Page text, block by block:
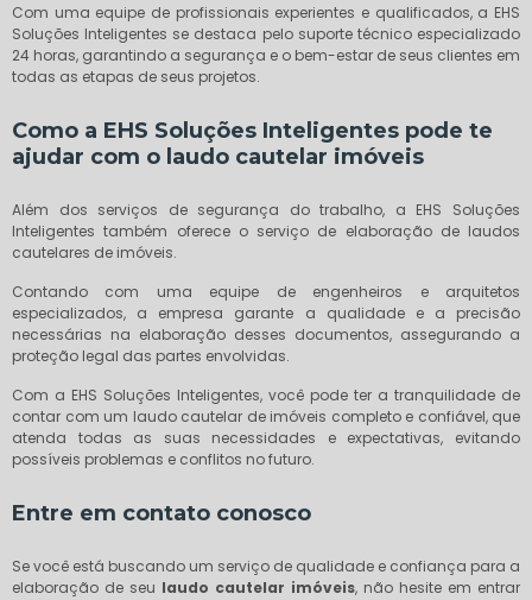
Com uma equipe de profissionais experientes e qualificados, a EHS
Soluções Inteligentes se destaca pelo suporte técnico especializado
24 horas, garantindo a segurança e o bem-estar de seus clientes em
todas as etapas de seus projetos.
Como a EHS Soluções Inteligentes pode te
ajudar com o laudo cautelar imóveis
Além dos serviços de segurança do trabalho, a EHS Soluções
Inteligentes também oferece o serviço de elaboração de laudos
cautelares de imóveis.
Contando com uma equipe de engenheiros e arquitetos
especializados, a empresa garante a qualidade e a precisão
necessárias na elaboração desses documentos, assegurando a
proteção legal das partes envolvidas.
Com a EHS Soluções Inteligentes, você pode ter a tranquilidade de
contar com um laudo cautelar de imóveis completo e confiável, que
atenda todas as suas necessidades e expectativas, evitando
possíveis problemas e conflitos no futuro.
Entre em contato conosco
Se você está buscando um serviço de qualidade e confiança para a
elaboração de seu laudo cautelar imóveis, não hesite em entrar